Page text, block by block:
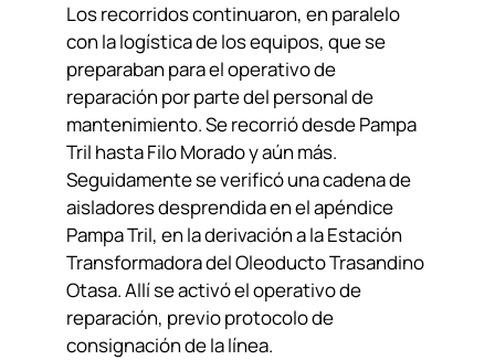
Los recorridos continuaron, en paralelo
con la logística de los equipos, que se
preparaban para el operativo de
reparación por parte del personal de
mantenimiento. Se recorrió desde Pampa
Tril hasta Filo Morado y aún más.
Seguidamente se verificó una cadena de
aisladores desprendida en el apéndice
Pampa Tril, en la derivación a la Estación
Transformadora del Oleoducto Trasandino
Otasa. Allí se activó el operativo de
reparación, previo protocolo de
consignación de la línea.